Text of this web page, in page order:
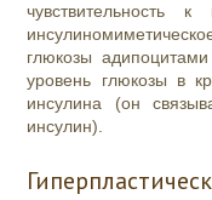
чувствительность
глюкозы
уровень глюкозы в
инсулина (он
инсулин).